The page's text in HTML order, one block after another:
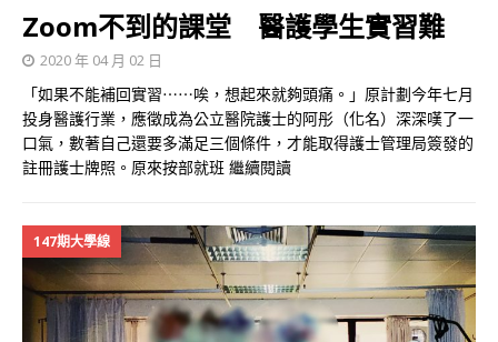
Zoom不到的課堂 醫護學生實習難
2020 年 04 月 02 日
「如果不能補回實習⋯⋯唉，想起來就夠頭痛。」原計劃今年七月
投身醫護行業，應徵成為公立醫院護士的阿彤（化名）深深嘆了一
口氣，數著自己還要多滿足三個條件，才能取得護士管理局簽發的
註冊護士牌照。原來按部就班 繼續閱讀
147期大學線